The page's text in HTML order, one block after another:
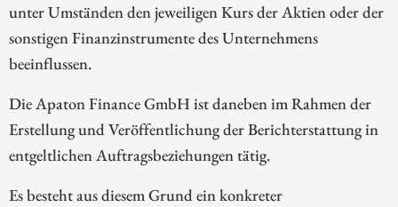
unter Umständen den jeweiligen Kurs der Aktien oder der
sonstigen Finanzinstrumente des Unternehmens
beeinflussen.
Die Apaton Finance GmbH ist daneben im Rahmen der
Erstellung und Veröffentlichung der Berichterstattung in
entgeltlichen Auftragsbeziehungen tätig.
Es besteht aus diesem Grund ein konkreter